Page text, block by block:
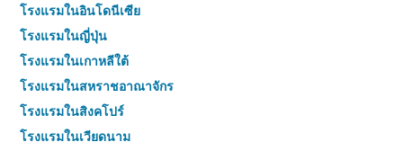
โรงแรมในอินโดนีเซีย
โรงแรมในญี่ปุ่น
โรงแรมในเกาหลีใต้
โรงแรมในสหราชอาณาจักร
โรงแรมในสิงคโปร์
โรงแรมในเวียดนาม